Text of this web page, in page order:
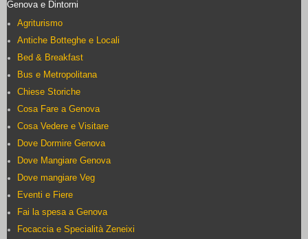
Genova e Dintorni
Agriturismo
Antiche Botteghe e Locali
Bed & Breakfast
Bus e Metropolitana
Chiese Storiche
Cosa Fare a Genova
Cosa Vedere e Visitare
Dove Dormire Genova
Dove Mangiare Genova
Dove mangiare Veg
Eventi e Fiere
Fai la spesa a Genova
Focaccia e Specialità Zeneixi